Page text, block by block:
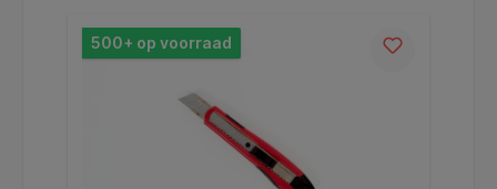
intrekbaar. * Vervangbaarheid: navulbaar. * Levering:
geleverd met 3 mesje.
500+ op voorraad